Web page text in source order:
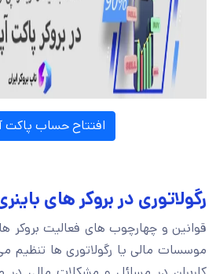
افتتاح حساب پاکت
رگولاتوری در بروکر های
قوانین و چهارچوب های فعالیت بروکر
موسسات مالی یا رگولاتوری ها تنظیم